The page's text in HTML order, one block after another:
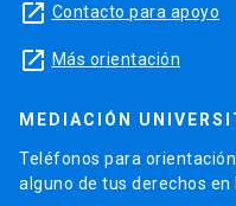
launch Contacto para apoyo
launch Más orientación
MEDIACIÓN
Teléfonos para
alguno de tus derechos en